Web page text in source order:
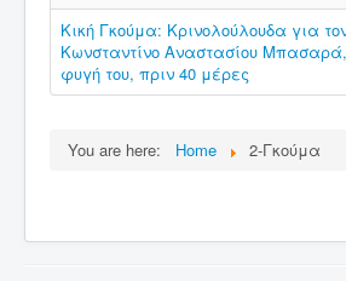
Κική Γκούμα: Κρινολούλουδα για
Κωνσταντίνο Αναστασίου
φυγή του, πριν 40 μέρες
You are here: Home 2-Γκούμα